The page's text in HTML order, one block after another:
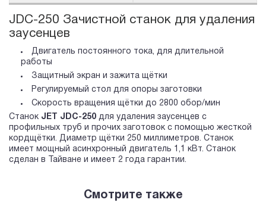
JDC-250 Зачистной станок для удаления
заусенцев
Двигатель постоянного тока, для длительной
работы
Защитный экран и зажита щётки
Регулируемый стол для опоры заготовки
Скорость вращения щётки до 2800 обор/мин
Станок JET JDC-250 для удаления заусенцев с
профильных труб и прочих заготовок с помощью жесткой
кордщётки. Диаметр щётки 250 миллиметров. Станок
имеет мощный асинхронный двигатель 1,1 кВт. Станок
сделан в Тайване и имеет 2 года гарантии.
Смотрите также